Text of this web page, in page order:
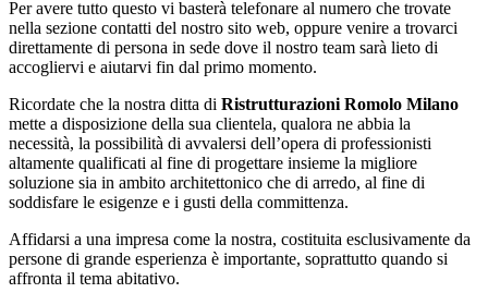
Per avere tutto questo vi basterà telefonare al numero che trovate
nella sezione contatti del nostro sito web, oppure venire a trovarci
direttamente di persona in sede dove il nostro team sarà lieto di
accogliervi e aiutarvi fin dal primo momento.
Ricordate che la nostra ditta di Ristrutturazioni Romolo Milano
mette a disposizione della sua clientela, qualora ne abbia la
necessità, la possibilità di avvalersi dell’opera di professionisti
altamente qualificati al fine di progettare insieme la migliore
soluzione sia in ambito architettonico che di arredo, al fine di
soddisfare le esigenze e i gusti della committenza.
Affidarsi a una impresa come la nostra, costituita esclusivamente da
persone di grande esperienza è importante, soprattutto quando si
affronta il tema abitativo.